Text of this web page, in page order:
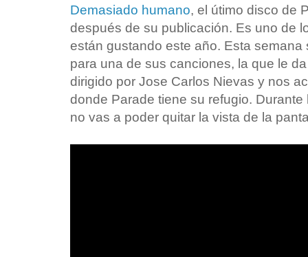
Demasiado humano, el útimo disco de
después de su publicación. Es uno de
están gustando este año. Esta
para una de sus canciones, la que le
dirigido por Jose Carlos Nievas y nos
donde Parade tiene su refugio.
no vas a poder quitar la vista de la